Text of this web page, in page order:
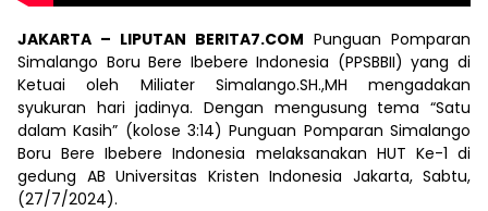
JAKARTA – LIPUTAN BERITA7.COM Punguan Pomparan
Simalango Boru Bere Ibebere Indonesia (PPSBBII) yang di
Ketuai oleh Miliater Simalango.SH.,MH mengadakan
syukuran hari jadinya. Dengan mengusung tema “Satu
dalam Kasih” (kolose 3:14) Punguan Pomparan Simalango
Boru Bere Ibebere Indonesia melaksanakan HUT Ke-1 di
gedung AB Universitas Kristen Indonesia Jakarta, Sabtu,
(27/7/2024).